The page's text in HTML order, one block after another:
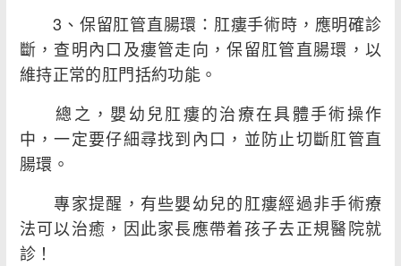
3、保留肛管直腸環：肛瘻手術時，應明確診
斷，查明內口及瘻管走向，保留肛管直腸環，以
維持正常的肛門括約功能。
總之，嬰幼兒肛瘻的治療在具體手術操作
中，一定要仔細尋找到內口，並防止切斷肛管直
腸環。
專家提醒，有些嬰幼兒的肛瘻經過非手術療
法可以治癒，因此家長應帶着孩子去正規醫院就
診！